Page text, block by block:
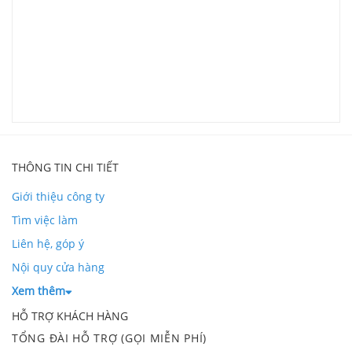
THÔNG TIN CHI TIẾT
Giới thiệu công ty
Tìm việc làm
Liên hệ, góp ý
Nội quy cửa hàng
Xem thêm
HỖ TRỢ KHÁCH HÀNG
TỔNG ĐÀI HỖ TRỢ (GỌI MIỄN PHÍ)